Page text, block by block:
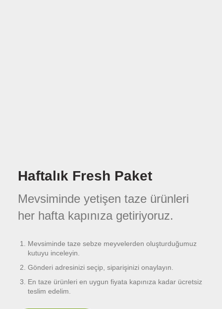
Haftalık Fresh Paket
Mevsiminde yetişen taze ürünleri
her hafta kapınıza getiriyoruz.
Mevsiminde taze sebze meyvelerden oluşturduğumuz
kutuyu inceleyin.
Gönderi adresinizi seçip, siparişinizi onaylayın.
En taze ürünleri en uygun fiyata kapınıza kadar ücretsiz
teslim edelim.